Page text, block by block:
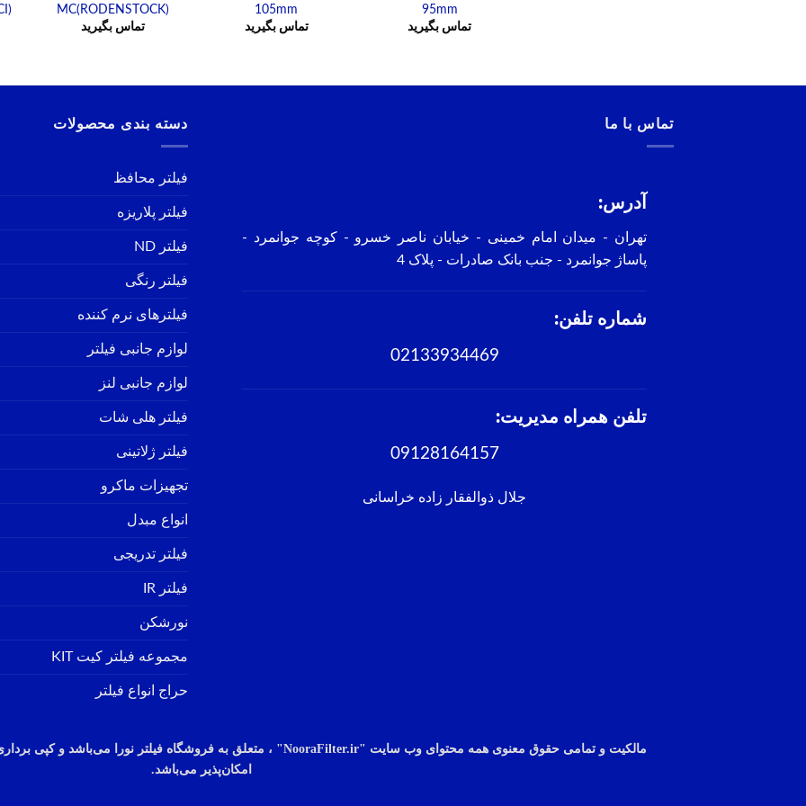
95mm
تماس بگیرید
105mm
تماس بگیرید
MC(RODENSTOCK)
تماس بگیرید
تماس با ما
آدرس:
تهران - میدان امام خمینی - خیابان ناصر خسرو - کوچه جوانمرد -
پاساژ جوانمرد - جنب بانک صادرات - پلاک 4
شماره تلفن:
02133934469
تلفن همراه مدیریت:
09128164157
جلال ذوالفقار زاده خراسانی
دسته بندی محصولات
فیلتر محافظ
فیلتر پلاریزه
فیلتر ND
فیلتر رنگی
فیلترهای نرم کننده
لوازم جانبی فیلتر
لوازم جانبی لنز
فیلتر هلی شات
فیلتر ژلاتینی
تجهیزات ماکرو
انواع مبدل
فیلتر تدریجی
فیلتر IR
نورشکن
مجموعه فیلتر کیت KIT
حراج انواع فیلتر
مالکیت و تمامی حقوق معنوی همه محتوای وب سایت " NooraFilter.ir" ، متعلق به فروشگاه فیلتر نورا می‌باشد وکپی
امکان‌پذیر می‌باشد.